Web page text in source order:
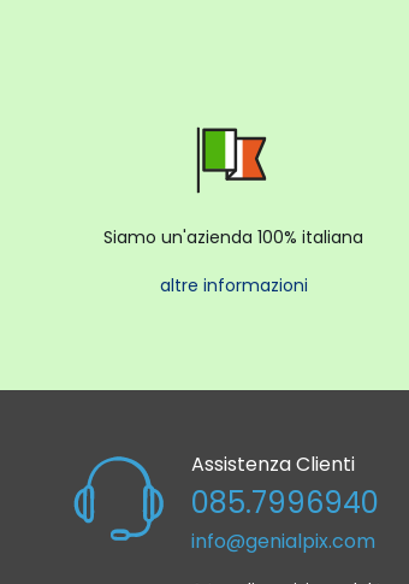
Siamo un'azienda 100% italiana
altre informazioni
Assistenza Clienti
085.7996940
info@genialpix.com